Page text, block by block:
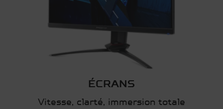
ÉCRANS
Vitesse, clarté, immersion totale